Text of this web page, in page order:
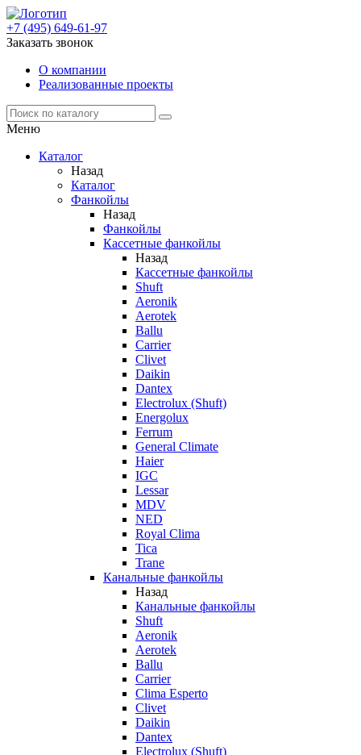
+7 (495) 649-61-97
Заказать звонок
О компании
Реализованные проекты
Меню
Каталог
Назад
Каталог
Фанкойлы
Назад
Фанкойлы
Кассетные фанкойлы
Назад
Кассетные фанкойлы
Shuft
Aeronik
Aerotek
Ballu
Carrier
Clivet
Daikin
Dantex
Electrolux (Shuft)
Energolux
Ferrum
General Climate
Haier
IGC
Lessar
MDV
NED
Royal Clima
Tica
Trane
Канальные фанкойлы
Назад
Канальные фанкойлы
Shuft
Aeronik
Aerotek
Ballu
Carrier
Clima Esperto
Clivet
Daikin
Dantex
Electrolux (Shuft)